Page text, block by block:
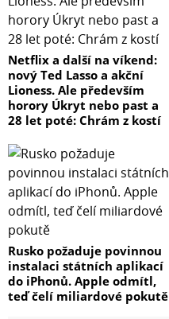
Netflix a další na víkend:
nový Ted Lasso a akční
Lioness. Ale především
horory Úkryt nebo past a
28 let poté: Chrám z kostí
Rusko požaduje povinnou
instalaci státních aplikací
do iPhonů. Apple odmítl,
teď čelí miliardové pokutě